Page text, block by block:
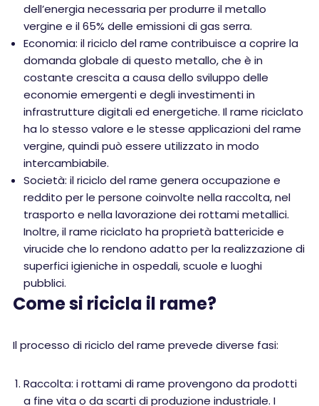
dell’energia necessaria per produrre il metallo
vergine e il 65% delle emissioni di gas serra.
Economia: il riciclo del rame contribuisce a coprire la
domanda globale di questo metallo, che è in
costante crescita a causa dello sviluppo delle
economie emergenti e degli investimenti in
infrastrutture digitali ed energetiche. Il rame riciclato
ha lo stesso valore e le stesse applicazioni del rame
vergine, quindi può essere utilizzato in modo
intercambiabile.
Società: il riciclo del rame genera occupazione e
reddito per le persone coinvolte nella raccolta, nel
trasporto e nella lavorazione dei rottami metallici.
Inoltre, il rame riciclato ha proprietà battericide e
virucide che lo rendono adatto per la realizzazione di
superfici igieniche in ospedali, scuole e luoghi
pubblici.
Come si ricicla il rame?
Il processo di riciclo del rame prevede diverse fasi:
Raccolta: i rottami di rame provengono da prodotti
a fine vita o da scarti di produzione industriale. I